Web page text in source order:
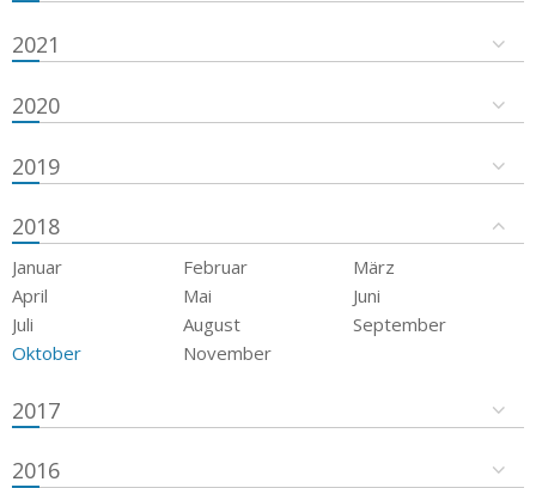
2021
2020
2019
2018
Januar Februar
März
April
Mai
Juni
Juli
August
September
Oktober
November
2017
2016